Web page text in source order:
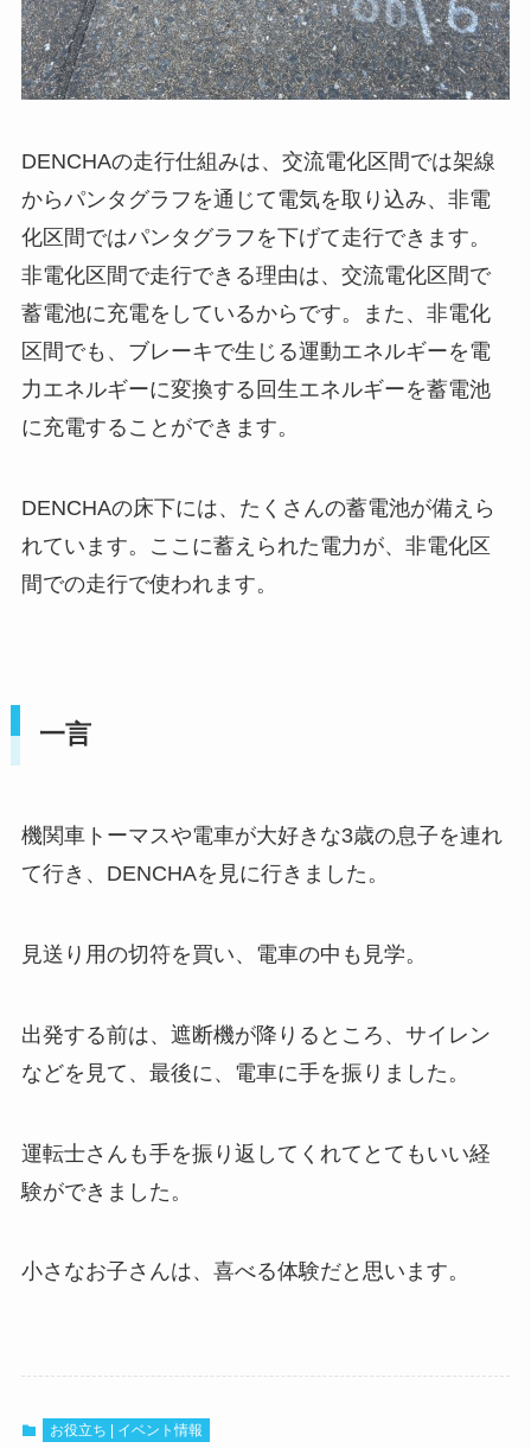
DENCHAの走行仕組みは、交流電化区間では架線
からパンタグラフを通じて電気を取り込み、非電
化区間ではパンタグラフを下げて走行できます。
非電化区間で走行できる理由は、交流電化区間で
蓄電池に充電をしているからです。また、非電化
区間でも、ブレーキで生じる運動エネルギーを電
力エネルギーに変換する回生エネルギーを蓄電池
に充電することができます。
DENCHAの床下には、たくさんの蓄電池が備えら
れています。ここに蓄えられた電力が、非電化区
間での走行で使われます。
一言
機関車トーマスや電車が大好きな3歳の息子を連れ
て行き、DENCHAを見に行きました。
見送り用の切符を買い、電車の中も見学。
出発する前は、遮断機が降りるところ、サイレン
などを見て、最後に、電車に手を振りました。
運転士さんも手を振り返してくれてとてもいい経
験ができました。
小さなお子さんは、喜べる体験だと思います。
お役立ち | イベント情報